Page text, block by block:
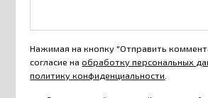
Нажимая на кнопку "Отправить
согласие наобработку персональных
политику конфиденциальности